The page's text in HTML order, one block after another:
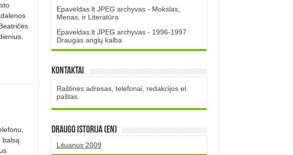
Epaveldas.lt JPEG archyvas - Mokslas,
Menas, ir Literatūra
Epaveldas.lt JPEG archyvas - 1996-1997
Draugas anglų kalba
Kontaktai
Raštinės adresas, telefonai, redakcijos el.
paštas
DRAUGO istorija (EN)
Lituanus 2009